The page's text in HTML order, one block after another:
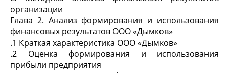
организации
Глава 2. Анализ формирования и использования
финансовых результатов ООО «Дымков»
.1 Краткая характеристика ООО «Дымков»
.2 Оценка формирования и использования
прибыли предприятия